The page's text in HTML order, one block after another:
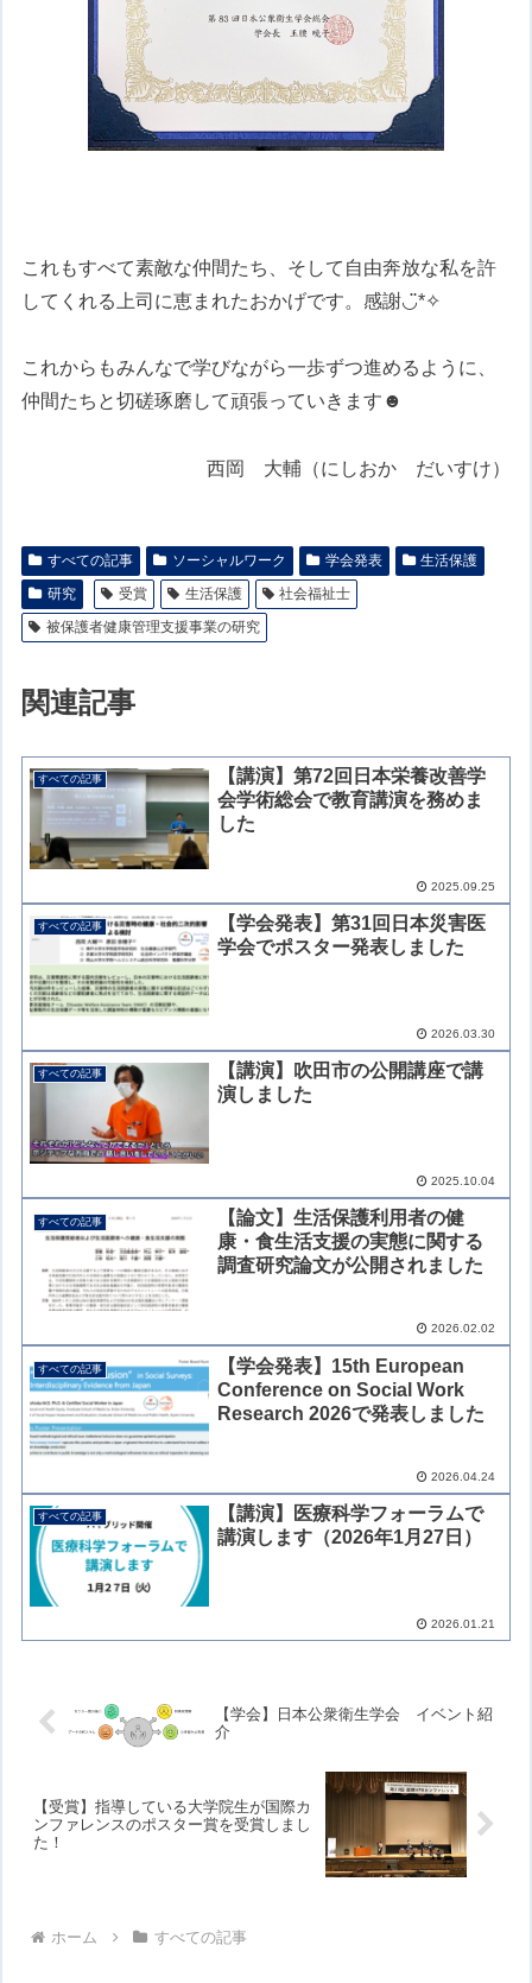
これもすべて素敵な仲間たち、そして自由奔放な私を許
してくれる上司に恵まれたおかげです。感謝◡̈*✧
これからもみんなで学びながら一歩ずつ進めるように、
仲間たちと切磋琢磨して頑張っていきます☻
西岡 大輔（にしおか だいすけ）
すべての記事 ソーシャルワーク 学会発表
生活保護
研究
受賞 生活保護
社会福祉士
被保護者健康管理支援事業の研究
関連記事
すべての記事
【講演】第72回日本栄養改善学
会学術総会で教育講演を務めま
した
2025.09.25
すべての記事
【学会発表】第31回日本災害医
学会でポスター発表しました
2026.03.30
すべての記事
【講演】吹田市の公開講座で講
演しました
2025.10.04
すべての記事
【論文】生活保護利用者の健
康・食生活支援の実態に関する
調査研究論文が公開されました
2026.02.02
すべての記事
【学会発表】15th European
Conference on Social Work
Research 2026で発表しました
2026.04.24
すべての記事
【講演】医療科学フォーラムで
講演します（2026年1月27日）
2026.01.21
【学会】日本公衆衛生学会 イベント紹
介
【受賞】指導している大学院生が国際カ
ンファレンスのポスター賞を受賞しまし
た！
ホーム すべての記事